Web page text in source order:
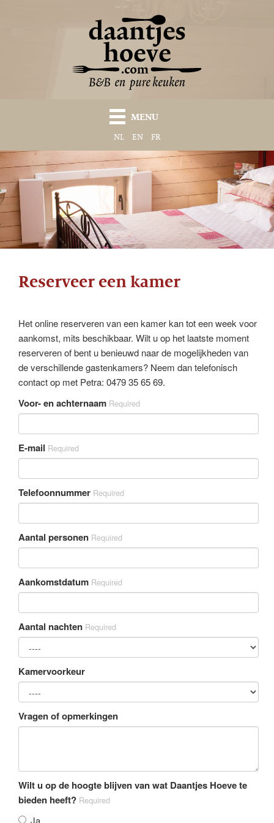
MENU
NL EN FR
Reserveer een kamer
Het online reserveren van een kamer kan tot een week voor
aankomst, mits beschikbaar. Wilt u op het laatste moment
reserveren of bent u benieuwd naar de mogelijkheden van
de verschillende gastenkamers? Neem dan telefonisch
contact op met Petra: 0479 35 65 69.
Voor- en achternaam Required
E-mail Required
Telefoonnummer Required
Aantal personen Required
Aankomstdatum Required
Aantal nachten Required
Kamervoorkeur
Vragen of opmerkingen
Wilt u op de hoogte blijven van wat Daantjes Hoeve te
bieden heeft? Required
Ja